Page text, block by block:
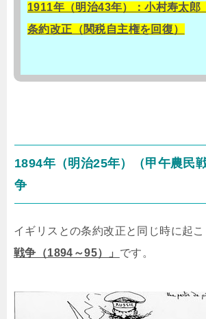
1911年（明治43年）：小村寿太郎
条約改正（関税自主権を回復）
1894年（明治25年）（甲午農民
争
イギリスとの条約改正と同じ時に起
戦争（1894～95）」 です。